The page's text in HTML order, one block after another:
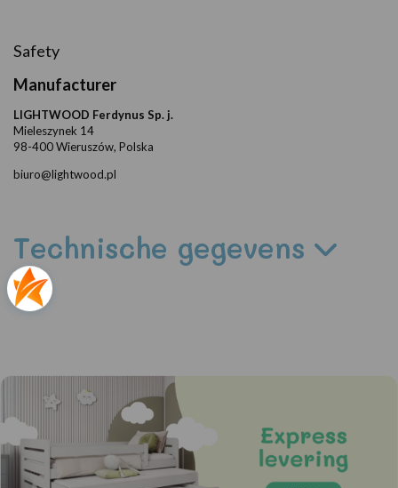
Safety
Manufacturer
LIGHTWOOD Ferdynus Sp. j.
Mieleszynek 14
98-400 Wieruszów, Polska
biuro@lightwood.pl
Technische gegevens